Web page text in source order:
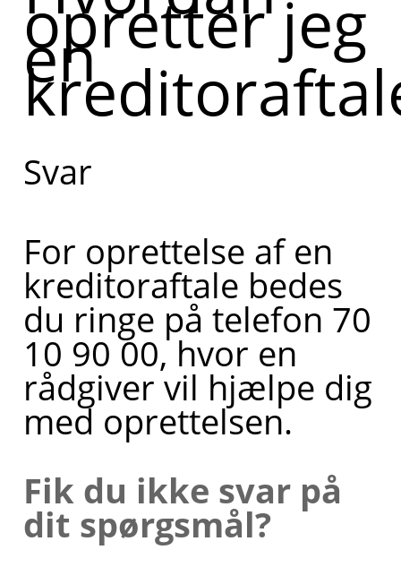
opretter jeg
en
Svar
For oprettelse af en
kreditoraftale bedes
du ringe på telefon 70
10 90 00, hvor en
rådgiver vil hjælpe dig
med oprettelsen.
Fik du ikke svar på
dit spørgsmål?